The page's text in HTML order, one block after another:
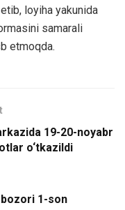
loyiha yakunida
samarali
etmoqda.
19-20-noyabr
o‘tkazildi
1-son